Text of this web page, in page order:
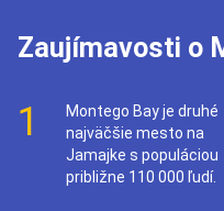
Zaujímavosti o
1
Montego Bay je druhé
najväčšie mesto na
Jamajke s populáciou
približne 110 000 ľudí.